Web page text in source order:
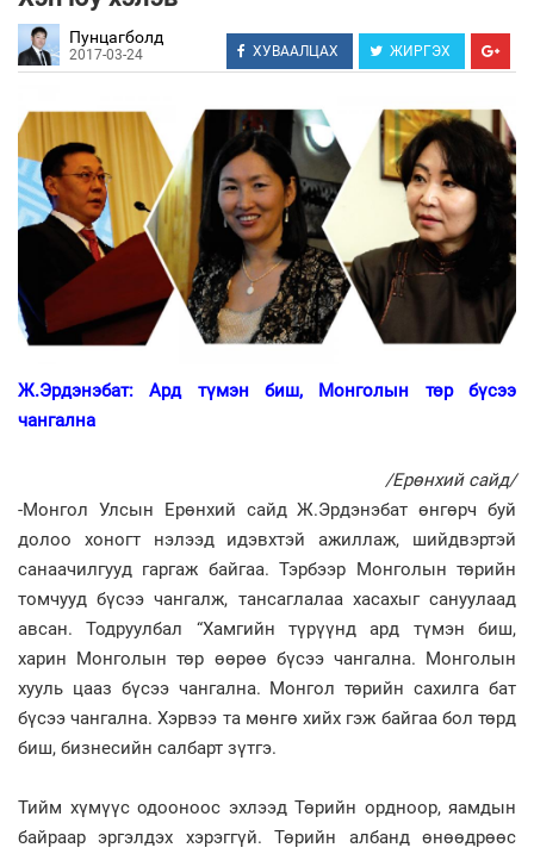
Пунцагболд
2017-03-24 ХУВААЛЦАХ ЖИРГЭХ
Ж.Эрдэнэбат: Ард түмэн биш, Монголын төр бүсээ
чангална
/Ерөнхий сайд/
-Монгол Улсын Ерөнхий сайд Ж.Эрдэнэбат өнгөрч буй
долоо хоногт нэлээд идэвхтэй ажиллаж, шийдвэртэй
санаачилгууд гаргаж байгаа. Тэрбээр Монголын төрийн
томчууд бүсээ чангалж, тансаглалаа хасахыг сануулаад
авсан. Тодруулбал “Хамгийн түрүүнд ард түмэн биш,
харин Монголын төр өөрөө бүсээ чангална. Монголын
хууль цааз бүсээ чангална. Монгол төрийн сахилга бат
бүсээ чангална. Хэрвээ та мөнгө хийх гэж байгаа бол төрд
биш, бизнесийн салбарт зүтгэ.
Тийм хүмүүс одооноос эхлээд Төрийн ордноор, яамдын
байраар эргэлдэх хэрэггүй. Төрийн албанд өнөөдрөөс